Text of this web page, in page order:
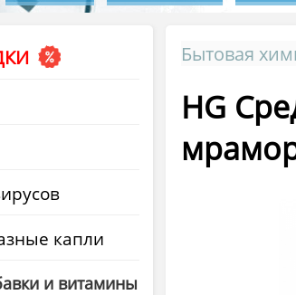
капли
и витамины
Бытовая
HG